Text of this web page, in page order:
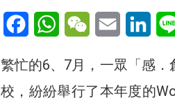
FacebookWhatsAppWeChatEmail
繁忙的6、7月，一眾「感
校，紛紛舉行了本年度的